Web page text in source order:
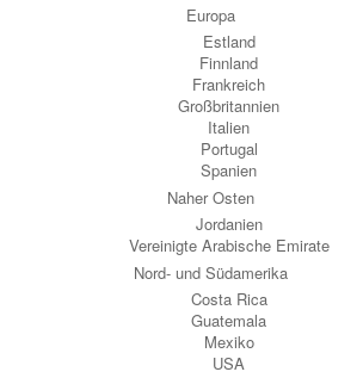
Europa
Estland
Finnland
Frankreich
Großbritannien
Italien
Portugal
Spanien
Naher Osten
Jordanien
Vereinigte Arabische Emirate
Nord- und Südamerika
Costa Rica
Guatemala
Mexiko
USA